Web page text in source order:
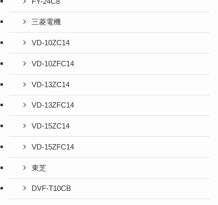
三菱電機
VD-10ZC14
VD-10ZFC14
VD-13ZC14
VD-13ZFC14
VD-15ZC14
VD-15ZFC14
東芝
DVF-T10CB